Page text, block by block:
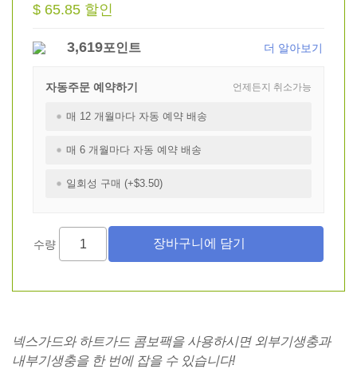
$ 65.85 할인
3,619포인트 더 알아보기
언제든지 취소가능
자동주문 예약하기
매 12 개월마다 자동 예약 배송
매 6 개월마다 자동 예약 배송
일회성 구매 (+$3.50)
수량
넥스가드와 하트가드 콤보팩을 사용하시면 외부기생충과
내부기생충을 한 번에 잡을 수 있습니다!